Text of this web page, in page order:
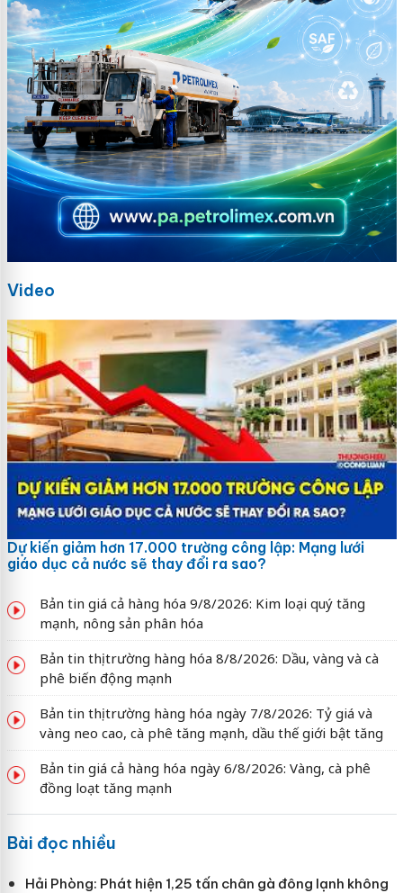
Video
Dự kiến giảm hơn 17.000 trường công lập: Mạng lưới
giáo dục cả nước sẽ thay đổi ra sao?
Bản tin giá cả hàng hóa 9/8/2026: Kim loại quý tăng
mạnh, nông sản phân hóa
Bản tin thị trường hàng hóa 8/8/2026: Dầu, vàng và cà
phê biến động mạnh
Bản tin thị trường hàng hóa ngày 7/8/2026: Tỷ giá và
vàng neo cao, cà phê tăng mạnh, dầu thế giới bật tăng
Bản tin giá cả hàng hóa ngày 6/8/2026: Vàng, cà phê
đồng loạt tăng mạnh
Bài đọc nhiều
Hải Phòng: Phát hiện 1,25 tấn chân gà đông lạnh không